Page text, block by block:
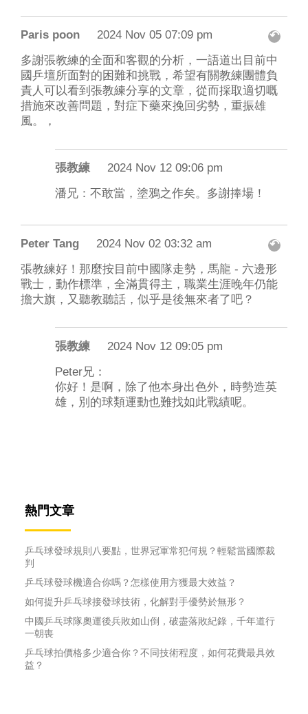
Paris poon 2024 Nov 05 07:09 pm
多謝張教練的全面和客觀的分析，一語道出目前中
國乒壇所面對的困難和挑戰，希望有關教練團體負
責人可以看到張教練分享的文章，從而採取適切嘅
措施來改善問題，對症下藥來挽回劣勢，重振雄
風。，
張教練 2024 Nov 12 09:06 pm
潘兄：不敢當，塗鴉之作矣。多謝捧場！
↶
Peter Tang 2024 Nov 02 03:32 am
張教練好！那麼按目前中國隊走勢，馬龍 - 六邊形
戰士，動作標準，全滿貫得主，職業生涯晚年仍能
擔大旗，又聽教聽話，似乎是後無來者了吧？
張教練 2024 Nov 12 09:05 pm
Peter兄：
你好！是啊，除了他本身出色外，時勢造英
雄，別的球類運動也難找如此戰績呢。
↶
熱門文章
乒乓球發球規則八要點，世界冠軍常犯何規？輕鬆當國際裁
判
乒乓球發球機適合你嗎？怎樣使用方獲最大效益？
如何提升乒乓球接發球技術，化解對手優勢於無形？
中國乒乓球隊奧運後兵敗如山倒，破盡落敗紀錄，千年道行
一朝喪
乒乓球拍價格多少適合你？不同技術程度，如何花費最具效
益？